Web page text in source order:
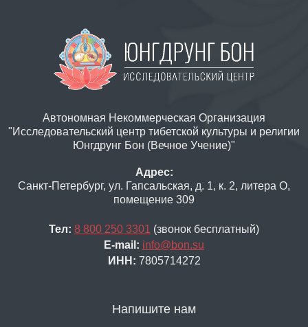
Автономная Некоммерческая Организация
"Исследовательский центр тибетской культуры и религии
Юнгдрунг Бон (Вечное Учение)"
Адрес:
Санкт-Петербург, ул. Гапсальская, д. 1, к. 2, литера О,
помещение 309
Тел: 8 800 250 3301 (звонок бесплатный)
E-mail: info@bon.su
ИНН: 7805714272
Напишите нам